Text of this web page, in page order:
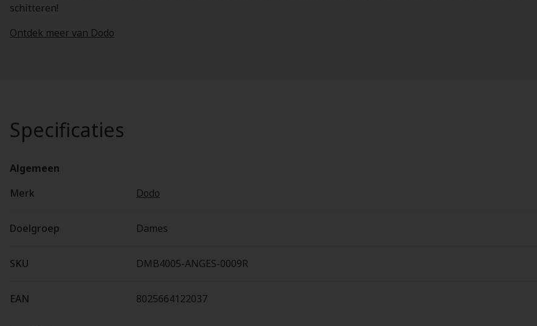
schitteren!
Ontdek meer van Dodo
Specificaties
Algemeen
Merk
Dodo
Doelgroep Dames
SKU DMB4005-ANGES-0009R
EAN 8025664122037